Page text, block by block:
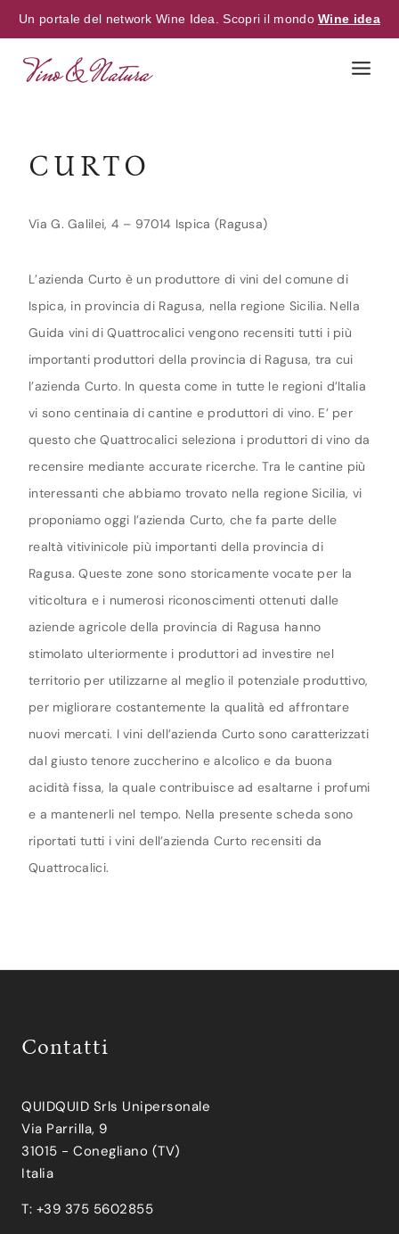
Un portale del network Wine Idea. Scopri il mondoWine idea
CURTO
Via G. Galilei, 4 – 97014 Ispica (Ragusa)
L’azienda Curto è un produttore di vini del comune di
Ispica, in provincia di Ragusa, nella regione Sicilia. Nella
Guida vini di Quattrocalici vengono recensiti tutti i più
importanti produttori della provincia di Ragusa, tra cui
l’azienda Curto. In questa come in tutte le regioni d’Italia
vi sono centinaia di cantine e produttori di vino. E’ per
questo che Quattrocalici seleziona i produttori di vino da
recensire mediante accurate ricerche. Tra le cantine più
interessanti che abbiamo trovato nella regione Sicilia, vi
proponiamo oggi l’azienda Curto, che fa parte delle
realtà vitivinicole più importanti della provincia di
Ragusa. Queste zone sono storicamente vocate per la
viticoltura e i numerosi riconoscimenti ottenuti dalle
aziende agricole della provincia di Ragusa hanno
stimolato ulteriormente i produttori ad investire nel
territorio per utilizzarne al meglio il potenziale produttivo,
per migliorare costantemente la qualità ed affrontare
nuovi mercati. I vini dell’azienda Curto sono caratterizzati
dal giusto tenore zuccherino e alcolico e da buona
acidità fissa, la quale contribuisce ad esaltarne i profumi
e a mantenerli nel tempo. Nella presente scheda sono
riportati tutti i vini dell’azienda Curto recensiti da
Quattrocalici.
Contatti
QUIDQUID Srls Unipersonale
Via Parrilla, 9
31015 - Conegliano (TV)
Italia
T: +39 375 5602855